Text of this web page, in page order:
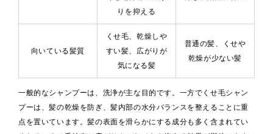
りを抑える
向いている髪質
くせ毛、乾燥しや
すい髪、広がりが
気になる髪
普通の髪、くせや
乾燥が少ない髪
一般的なシャンプーは、洗浄が主な目的です。一方でくせ毛シャン
プーは、髪の乾燥を防ぎ、髪内部の水分バランスを整えることに重
点を置いています。髪の表面を滑らかにする成分も多く含まれてい